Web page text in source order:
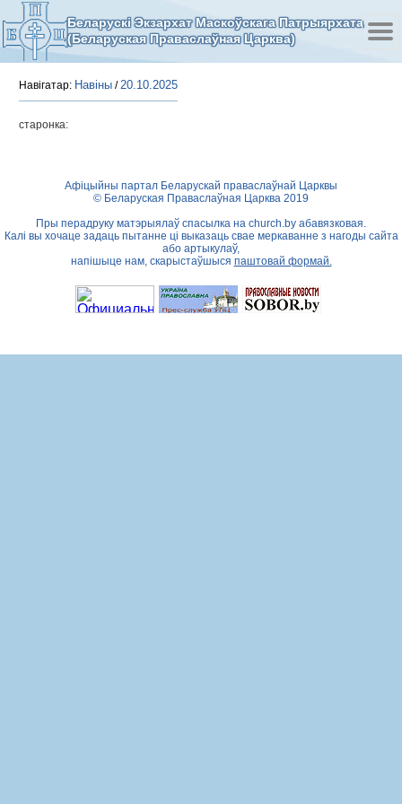
Беларускі Экзархат Маскоўскага Патрыярхата
(Беларуская Праваслаўная Царква)
Навігатар: Навіны /20.10.2025
старонка:
Афіцыйны партал Беларускай праваслаўнай Царквы
© Беларуская Праваслаўная Царква 2019
Пры перадруку матэрыялаў спасылка на church.by абавязковая.
Калі вы хочаце задаць пытанне ці выказаць свае меркаванне з нагоды сайта
або артыкулаў,
напішыце нам, скарыстаўшыся паштовай формай.